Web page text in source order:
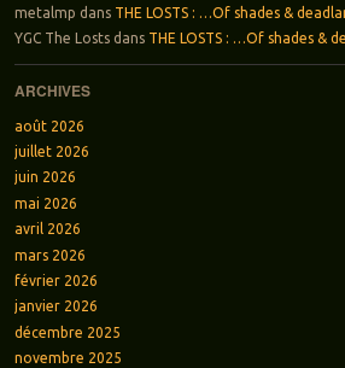
metalmp dans THE LOSTS : …Of shades &
YGC The Lostsdans THE LOSTS : …Of shades &
ARCHIVES
août 2026
juillet 2026
juin 2026
mai 2026
avril 2026
mars 2026
février 2026
janvier 2026
décembre 2025
novembre 2025